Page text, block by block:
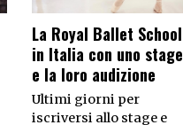
La Royal Ballet School
in Italia con uno stage
e la loro audizione
Ultimi giorni per
iscriversi allo stage e